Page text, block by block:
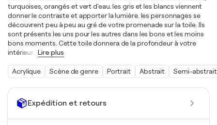
Expédition et retours
turquoises, orangés et vert d'eau. les gris et les blancs viennent
donner le contraste et apporter la lumière. les personnages se
découvrent peu à peu au gré de votre promenade sur la toile. Ils
sont présents les uns pour les autres dans les bons et les moins
bons moments. Cette toile donnera de la profondeur à votre
intérieur… Lire plus
Acrylique Scène de genre Portrait Abstrait Semi-abstrait